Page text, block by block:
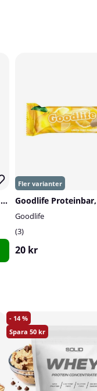
12 x Barebells Proteinbars, 55 g (Peanut Butter) Goodlife Proteinbar,
Goodlife
3
20 kr
14
50